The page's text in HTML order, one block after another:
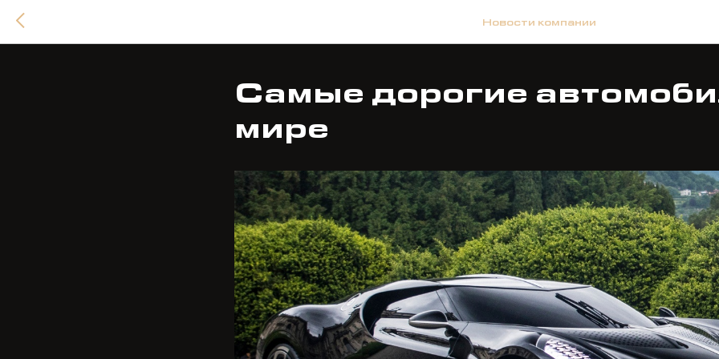
Новости компании
Самые дорогие
мире